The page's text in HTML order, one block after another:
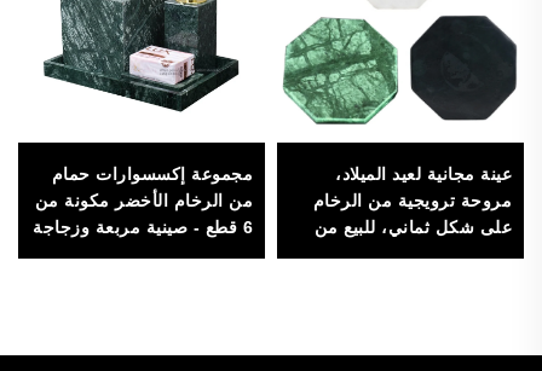
عينة مجانية لعيد الميلاد،
مروحة ترويجية من الرخام
على شكل ثماني، للبيع من
المصنع، لفرش ووسائد
مجموعة إكسسوارات حمام
من الرخام الأخضر مكونة من
6 قطع - صينية مربعة وزجاجة
لوشن وجرة أعواد قطن